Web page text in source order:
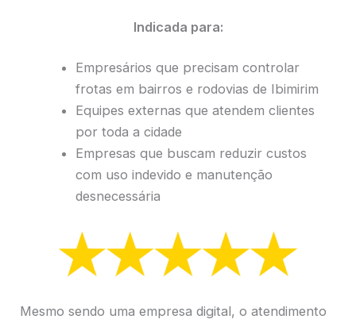
Indicada para:
Empresários que precisam controlar
frotas em bairros e rodovias de Ibimirim
Equipes externas que atendem clientes
por toda a cidade
Empresas que buscam reduzir custos
com uso indevido e manutenção
desnecessária
Mesmo sendo uma empresa digital, o atendimento